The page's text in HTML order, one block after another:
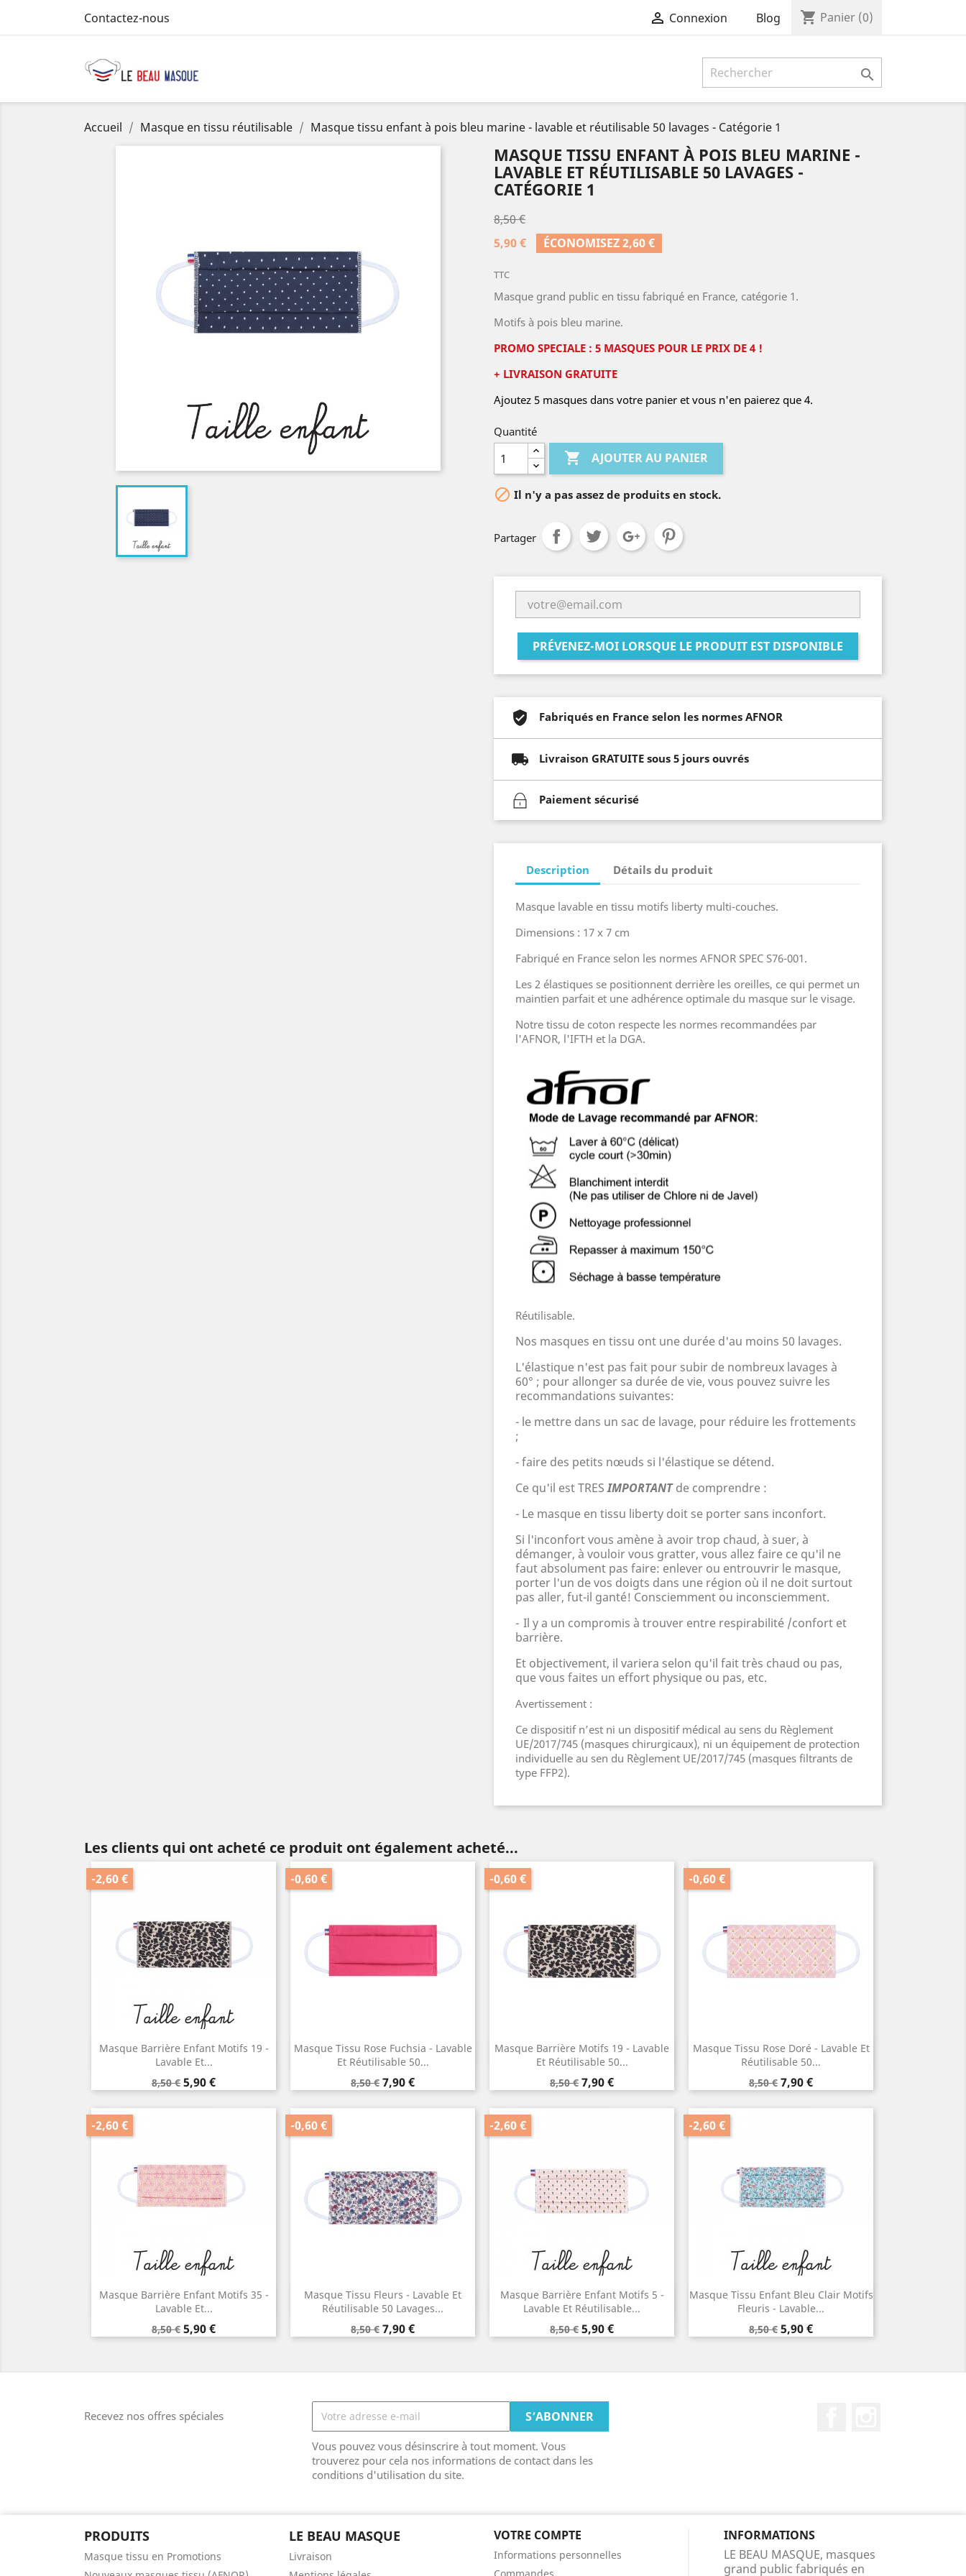
Contactez-nous  Connexion Blog shopping_cart Panier (0)

Accueil Masque en tissu réutilisable Masque tissu enfant à pois bleu marine - lavable et réutilisable 50 lavages - Catégorie 1
MASQUE TISSU ENFANT À POIS BLEU MARINE -
LAVABLE ET RÉUTILISABLE 50 LAVAGES -
CATÉGORIE 1
8,50 €
5,90 €
ÉCONOMISEZ 2,60 €
TTC
Masque grand public en tissu fabriqué en France, catégorie 1.
Motifs à pois bleu marine.
PROMO SPECIALE : 5 MASQUES POUR LE PRIX DE 4 !
+ LIVRAISON GRATUITE
Ajoutez 5 masques dans votre panier et vous n'en paierez que 4.
Quantité
 AJOUTER AU PANIER
 Il n'y a pas assez de produits en stock.
Partager
PRÉVENEZ-MOI LORSQUE LE PRODUIT EST DISPONIBLE
Fabriqués en France selon les normes AFNOR
Livraison GRATUITE sous 5 jours ouvrés
Paiement sécurisé
Description Détails du produit
Masque lavable en tissu motifs liberty multi-couches.
Dimensions : 17 x 7 cm
Fabriqué en France selon les normes AFNOR SPEC S76-001.
Les 2 élastiques se positionnent derrière les oreilles, ce qui permet un
maintien parfait et une adhérence optimale du masque sur le visage.
Notre tissu de coton respecte les normes recommandées par
l'AFNOR, l'IFTH et la DGA.
Réutilisable.
Nos masques en tissu ont une durée d'au moins 50 lavages.
L'élastique n'est pas fait pour subir de nombreux lavages à
60° ; pour allonger sa durée de vie, vous pouvez suivre les
recommandations suivantes:
- le mettre dans un sac de lavage, pour réduire les frottements
;
- faire des petits nœuds si l'élastique se détend.
Ce qu'il est TRESIMPORTANTde comprendre :
- Le masque en tissu liberty doit se porter sans inconfort.
Si l'inconfort vous amène à avoir trop chaud, à suer, à
démanger, à vouloir vous gratter, vous allez faire ce qu'il ne
faut absolument pas faire: enlever ou entrouvrir le masque,
porter l'un de vos doigts dans une région où il ne doit surtout
pas aller, fut-il ganté! Consciemment ou inconsciemment.
- Il y a un compromis à trouver entre respirabilité /confort et
barrière.
Et objectivement, il variera selon qu'il fait très chaud ou pas,
que vous faites un effort physique ou pas, etc.
Avertissement :
Ce dispositif n’est ni un dispositif médical au sens du Règlement
UE/2017/745 (masques chirurgicaux), ni un équipement de protection
individuelle au sen du Règlement UE/2017/745 (masques filtrants de
type FFP2).
Les clients qui ont acheté ce produit ont également acheté...
Masque Barrière Enfant Motifs 19 -
Lavable Et...
Prix
de
base
8,50 €
-2,60 €
Prix
5,90 €
Aperçu rapide
Masque Tissu Rose Fuchsia - Lavable
Et Réutilisable 50...
Prix
de
base
8,50 €
-0,60 €
Prix
7,90 €
Aperçu rapide
Masque Barrière Motifs 19 - Lavable
Et Réutilisable 50...
Prix
de
base
8,50 €
-0,60 €
Prix
7,90 €
Aperçu rapide
Masque Tissu Rose Doré - Lavable Et
Réutilisable 50...
Prix
de
base
8,50 €
-0,60 €
Prix
7,90 €
Aperçu rapide
Masque Barrière Enfant Motifs 35 -
Lavable Et...
Prix
de
8,50 €
-2,60 €
Prix
5,90 €
Aperçu rapide
Masque Tissu Fleurs - Lavable Et
Réutilisable 50 Lavages...
Prix
de
8,50 €
-0,60 €
Prix
7,90 €
Aperçu rapide
Masque Barrière Enfant Motifs 5 -
Lavable Et Réutilisable...
Prix
de
8,50 €
-2,60 €
Prix
5,90 €
Aperçu rapide
Masque Tissu Enfant Bleu Clair Motifs
Fleuris - Lavable...
Prix
de
8,50 €
-2,60 €
Prix
5,90 €
Aperçu rapide
Recevez nos offres spéciales
Vous pouvez vous désinscrire à tout moment. Vous
trouverez pour cela nos informations de contact dans les
conditions d'utilisation du site.
PRODUITS
Masque tissu en Promotions
LE BEAU MASQUE
Livraison
VOTRE COMPTE
Informations personnelles
INFORMATIONS
LE BEAU MASQUE, masques
grand public fabriqués en